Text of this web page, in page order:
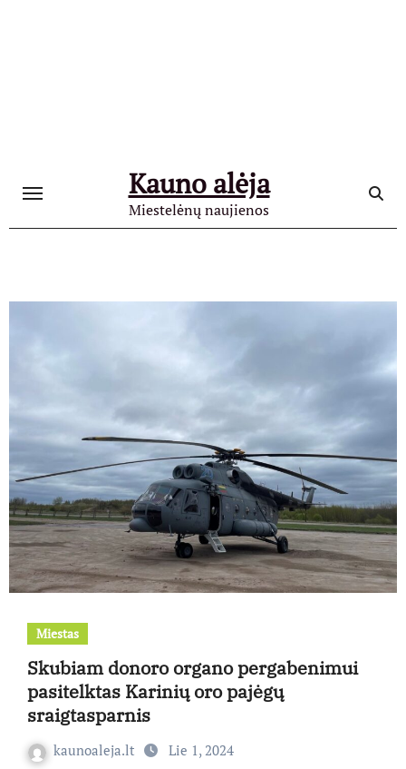
Kauno alėja
Miestelėnų naujienos
Miestas
Skubiam donoro organo pergabenimui
pasitelktas Karinių oro pajėgų
sraigtasparnis
kaunoaleja.lt Lie 1, 2024